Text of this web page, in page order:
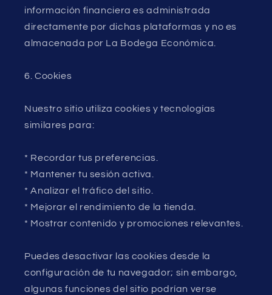
información financiera es administrada
directamente por dichas plataformas y no es
almacenada por La Bodega Económica.
6. Cookies
Nuestro sitio utiliza cookies y tecnologías
similares para:
* Recordar tus preferencias.
* Mantener tu sesión activa.
* Analizar el tráfico del sitio.
* Mejorar el rendimiento de la tienda.
* Mostrar contenido y promociones relevantes.
Puedes desactivar las cookies desde la
configuración de tu navegador; sin embargo,
algunas funciones del sitio podrían verse